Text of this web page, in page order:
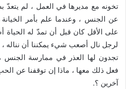
تخونه مع مديرها في العمل ، لم
عن الجنس ، وعندما علم بأمر
على الأقل كان قبل أن تمدّ له الحياة
لرجل نال أصعب شيء يمكننا أن نناله ،
تجدون لها العذر في ممارسة الجنس
فعل ذلك معها ، ماذا إن توقفنا عن
آخرين ؟.